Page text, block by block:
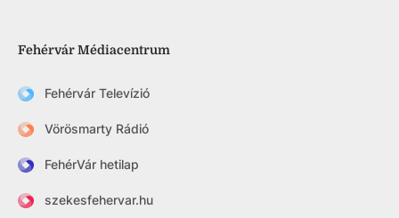
Fehérvár Médiacentrum
Fehérvár Televízió
Vörösmarty Rádió
FehérVár hetilap
szekesfehervar.hu